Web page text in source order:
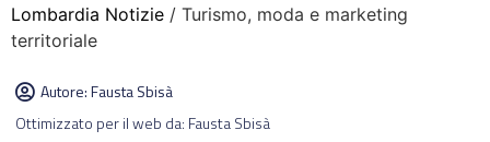
Lombardia Notizie / Turismo, moda e marketing
territoriale
Autore:Fausta Sbisà
Ottimizzato per il web da: Fausta Sbisà